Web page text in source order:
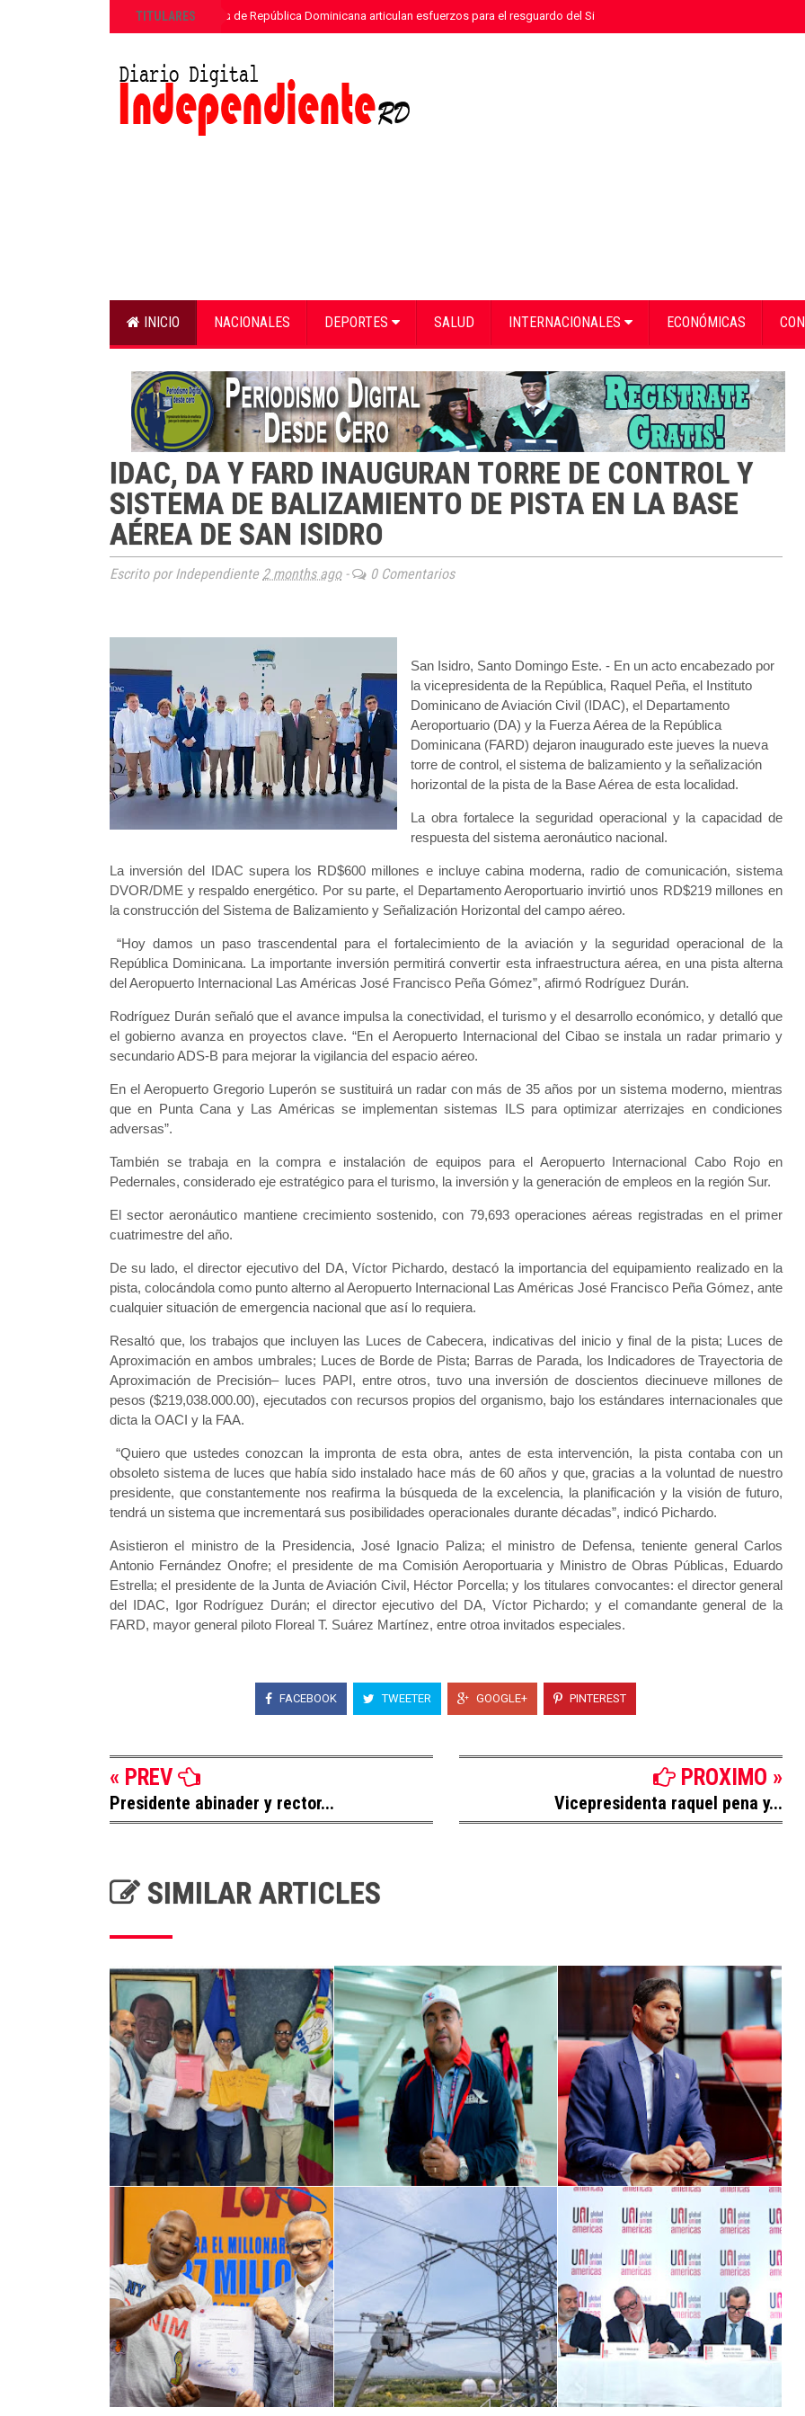
TITULARES
»ETED y la Armada de República Dominicana articulan esfuerzos para el resguardo del Sistema de Transmisión Eléctrica
INICIO NACIONALES DEPORTES SALUD INTERNACIONALES ECONÓMICAS
IDAC, DA Y FARD INAUGURAN TORRE DE CONTROL Y
SISTEMA DE BALIZAMIENTO DE PISTA EN LA BASE
AÉREA DE SAN ISIDRO
Escrito por Independiente 2 months ago- 0 Comentarios
San Isidro, Santo Domingo Este. - En un acto encabezado por
la vicepresidenta de la República, Raquel Peña, el Instituto
Dominicano de Aviación Civil (IDAC), el Departamento
Aeroportuario (DA) y la Fuerza Aérea de la República
Dominicana (FARD) dejaron inaugurado este jueves la nueva
torre de control, el sistema de balizamiento y la señalización
horizontal de la pista de la Base Aérea de esta localidad.
La obra fortalece la seguridad operacional y la capacidad de
respuesta del sistema aeronáutico nacional.
La inversión del IDAC supera los RD$600 millones e incluye cabina moderna, radio de comunicación, sistema
DVOR/DME y respaldo energético. Por su parte, el Departamento Aeroportuario invirtió unos RD$219 millones en
la construcción del Sistema de Balizamiento y Señalización Horizontal del campo aéreo.
“Hoy damos un paso trascendental para el fortalecimiento de la aviación y la seguridad operacional de la
República Dominicana. La importante inversión permitirá convertir esta infraestructura aérea, en una pista alterna
del Aeropuerto Internacional Las Américas José Francisco Peña Gómez”, afirmó Rodríguez Durán.
Rodríguez Durán señaló que el avance impulsa la conectividad, el turismo y el desarrollo económico, y detalló que
el gobierno avanza en proyectos clave. “En el Aeropuerto Internacional del Cibao se instala un radar primario y
secundario ADS-B para mejorar la vigilancia del espacio aéreo.
En el Aeropuerto Gregorio Luperón se sustituirá un radar con más de 35 años por un sistema moderno, mientras
que en Punta Cana y Las Américas se implementan sistemas ILS para optimizar aterrizajes en condiciones
adversas”.
También se trabaja en la compra e instalación de equipos para el Aeropuerto Internacional Cabo Rojo en
Pedernales, considerado eje estratégico para el turismo, la inversión y la generación de empleos en la región Sur.
El sector aeronáutico mantiene crecimiento sostenido, con 79,693 operaciones aéreas registradas en el primer
cuatrimestre del año.
De su lado, el director ejecutivo del DA, Víctor Pichardo, destacó la importancia del equipamiento realizado en la
pista, colocándola como punto alterno al Aeropuerto Internacional Las Américas José Francisco Peña Gómez, ante
cualquier situación de emergencia nacional que así lo requiera.
Resaltó que, los trabajos que incluyen las Luces de Cabecera, indicativas del inicio y final de la pista; Luces de
Aproximación en ambos umbrales; Luces de Borde de Pista; Barras de Parada, los Indicadores de Trayectoria de
Aproximación de Precisión– luces PAPI, entre otros, tuvo una inversión de doscientos diecinueve millones de
pesos ($219,038.000.00), ejecutados con recursos propios del organismo, bajo los estándares internacionales que
dicta la OACI y la FAA.
“Quiero que ustedes conozcan la impronta de esta obra, antes de esta intervención, la pista contaba con un
obsoleto sistema de luces que había sido instalado hace más de 60 años y que, gracias a la voluntad de nuestro
presidente, que constantemente nos reafirma la búsqueda de la excelencia, la planificación y la visión de futuro,
tendrá un sistema que incrementará sus posibilidades operacionales durante décadas”, indicó Pichardo.
Asistieron el ministro de la Presidencia, José Ignacio Paliza; el ministro de Defensa, teniente general Carlos
Antonio Fernández Onofre; el presidente de ma Comisión Aeroportuaria y Ministro de Obras Públicas, Eduardo
Estrella; el presidente de la Junta de Aviación Civil, Héctor Porcella; y los titulares convocantes: el director general
del IDAC, Igor Rodríguez Durán; el director ejecutivo del DA, Víctor Pichardo; y el comandante general de la
FARD, mayor general piloto Floreal T. Suárez Martínez, entre otroa invitados especiales.
FACEBOOK TWEETER GOOGLE+ PINTEREST
« PREV
Presidente abinader y rector...
PROXIMO »
Vicepresidenta raquel pena y...
SIMILAR ARTICLES